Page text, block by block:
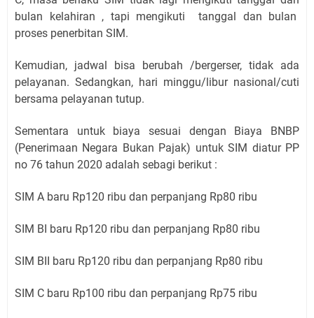
bulan kelahiran , tapi mengikuti tanggal dan bulan
proses penerbitan SIM.
Kemudian, jadwal bisa berubah /bergerser, tidak ada
pelayanan. Sedangkan, hari minggu/libur nasional/cuti
bersama pelayanan tutup.
Sementara untuk biaya sesuai dengan Biaya BNBP
(Penerimaan Negara Bukan Pajak) untuk SIM diatur PP
no 76 tahun 2020 adalah sebagi berikut :
SIM A baru Rp120 ribu dan perpanjang Rp80 ribu
SIM BI baru Rp120 ribu dan perpanjang Rp80 ribu
SIM BII baru Rp120 ribu dan perpanjang Rp80 ribu
SIM C baru Rp100 ribu dan perpanjang Rp75 ribu